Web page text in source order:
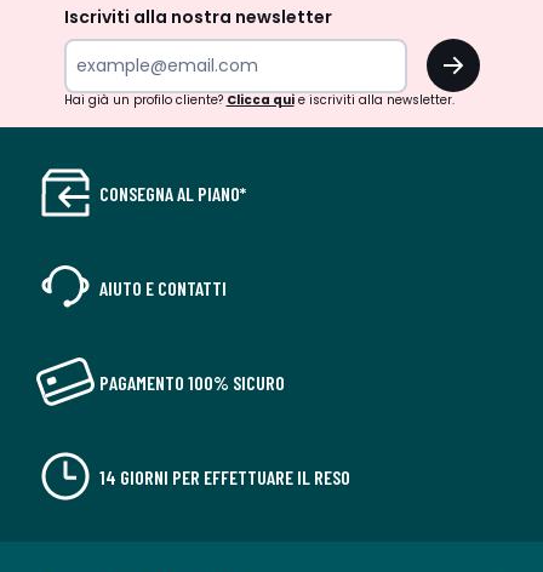
Iscriviti alla nostra newsletter
OK
Hai già un profilo cliente? Clicca quie iscriviti alla newsletter.
CONSEGNA AL PIANO*
AIUTO E CONTATTI
PAGAMENTO 100% SICURO
14 GIORNI PER EFFETTUARE IL RESO